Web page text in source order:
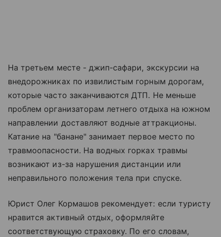
На третьем месте - джип-сафари, экскурсии на
внедорожниках по извилистым горным дорогам,
которые часто заканчиваются ДТП. Не меньше
проблем организаторам летнего отдыха на южном
направлении доставляют водные аттракционы.
Катание на "банане" занимает первое место по
травмоопасности. На водных горках травмы
возникают из-за нарушения дистанции или
неправильного положения тела при спуске.
Юрист Олег Кормашов рекомендует: если туристу
нравится активный отдых, оформляйте
соответствующую страховку. По его словам,